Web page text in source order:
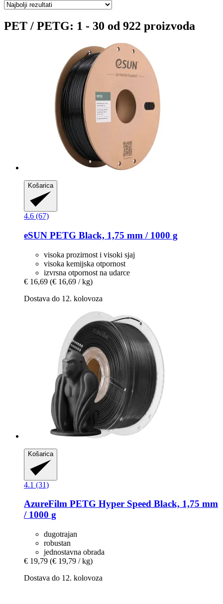
PET / PETG: 1 - 30 od 922 proizvoda
Košarica
4.6 (67)
eSUN PETG Black, 1,75 mm / 1000 g
visoka prozirnost i visoki sjaj
visoka kemijska otpornost
izvrsna otpornost na udarce
€ 16,69 (€ 16,69 / kg)
Dostava do 12. kolovoza
Košarica
4.1 (31)
AzureFilm PETG Hyper Speed Black, 1,75 mm
/ 1000 g
dugotrajan
robustan
jednostavna obrada
€ 19,79 (€ 19,79 / kg)
Dostava do 12. kolovoza